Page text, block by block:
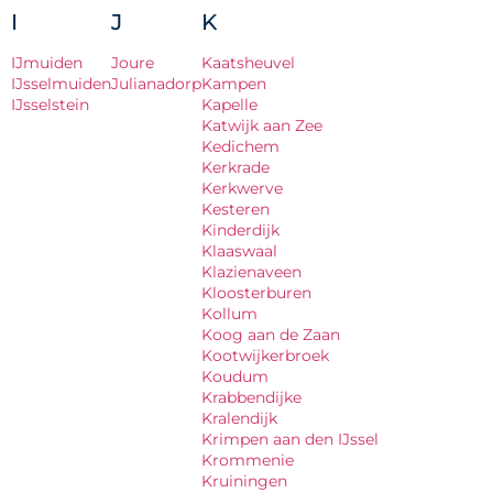
I
IJmuiden
IJsselmuiden
IJsselstein
J
Joure
Julianadorp
K
Kaatsheuvel
Kampen
Kapelle
Katwijk aan Zee
Kedichem
Kerkrade
Kerkwerve
Kesteren
Kinderdijk
Klaaswaal
Klazienaveen
Kloosterburen
Kollum
Koog aan de Zaan
Kootwijkerbroek
Koudum
Krabbendijke
Kralendijk
Krimpen aan den IJssel
Krommenie
Kruiningen